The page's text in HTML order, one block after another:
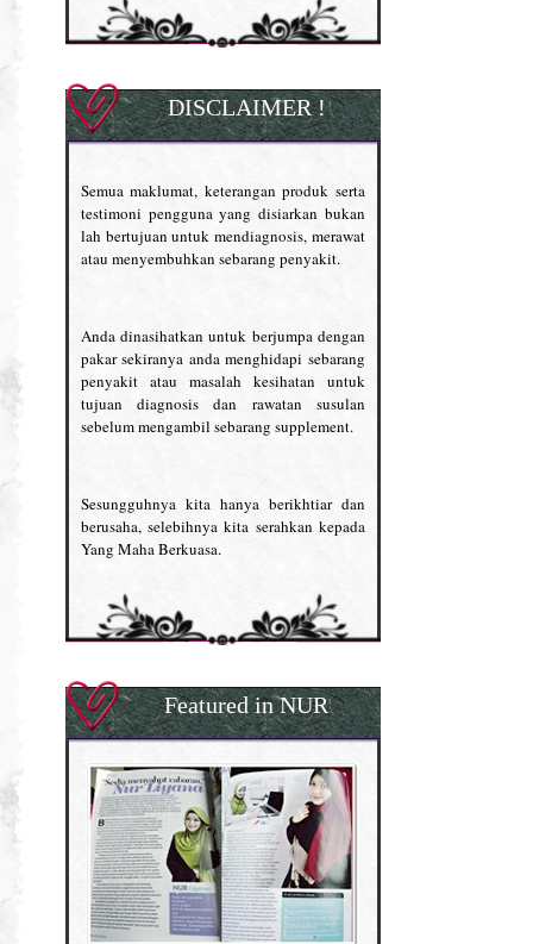
DISCLAIMER !
Semua maklumat, keterangan produk serta
testimoni pengguna yang disiarkan bukan
lah bertujuan untuk mendiagnosis, merawat
atau menyembuhkan sebarang penyakit.
Anda dinasihatkan untuk berjumpa dengan
pakar sekiranya anda menghidapi sebarang
penyakit atau masalah kesihatan untuk
tujuan diagnosis dan rawatan susulan
sebelum mengambil sebarang supplement.
Sesungguhnya kita hanya berikhtiar dan
berusaha, selebihnya kita serahkan kepada
Yang Maha Berkuasa.
Featured in NUR